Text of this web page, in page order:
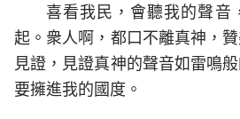
喜看我民，會聽我的聲音
起。衆人啊，都口不離真神，
見證，見證真神的聲音如雷鳴
要擁進我的國度。